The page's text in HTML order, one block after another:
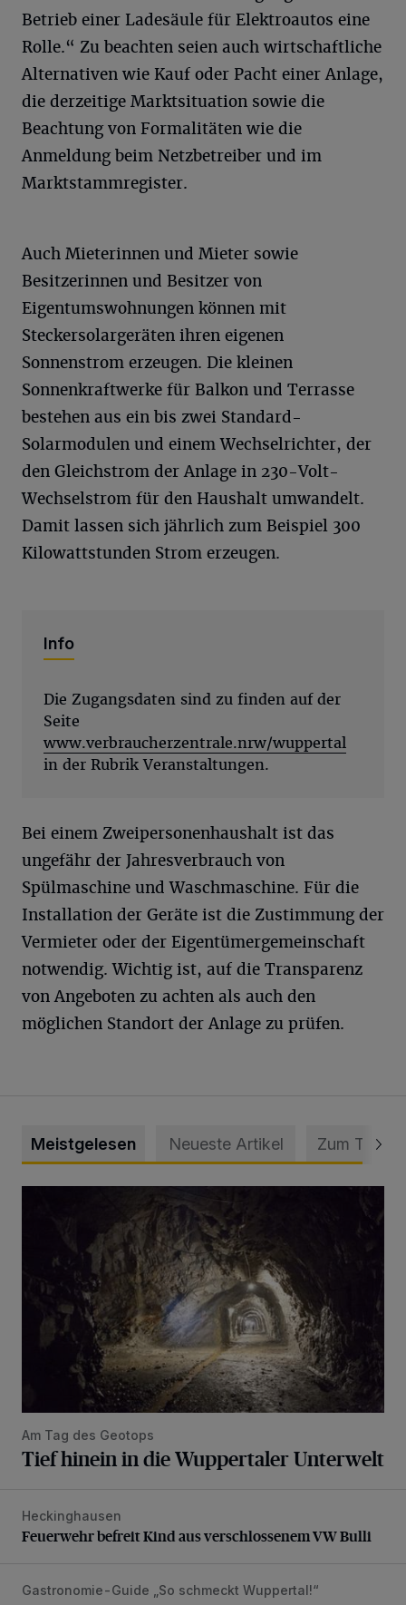
Betrieb einer Ladesäule für Elektroautos eine
Rolle.“ Zu beachten seien auch wirtschaftliche
Alternativen wie Kauf oder Pacht einer Anlage,
die derzeitige Marktsituation sowie die
Beachtung von Formalitäten wie die
Anmeldung beim Netzbetreiber und im
Marktstammregister.
Auch Mieterinnen und Mieter sowie
Besitzerinnen und Besitzer von
Eigentumswohnungen können mit
Steckersolargeräten ihren eigenen
Sonnenstrom erzeugen. Die kleinen
Sonnenkraftwerke für Balkon und Terrasse
bestehen aus ein bis zwei Standard-
Solarmodulen und einem Wechselrichter, der
den Gleichstrom der Anlage in 230-Volt-
Wechselstrom für den Haushalt umwandelt.
Damit lassen sich jährlich zum Beispiel 300
Kilowattstunden Strom erzeugen.
Info
Die Zugangsdaten sind zu finden auf der
Seite
www.verbraucherzentrale.nrw/wuppertal
in der Rubrik Veranstaltungen.
Bei einem Zweipersonenhaushalt ist das
ungefähr der Jahresverbrauch von
Spülmaschine und Waschmaschine. Für die
Installation der Geräte ist die Zustimmung der
Vermieter oder der Eigentümergemeinschaft
notwendig. Wichtig ist, auf die Transparenz
von Angeboten zu achten als auch den
möglichen Standort der Anlage zu prüfen.
Meistgelesen Neueste Artikel Zum Thema
Am Tag des Geotops
Tief hinein in die Wuppertaler Unterwelt
Feuerwehr befreit Kind aus verschlossenem VW Bulli
Heckinghausen
Feuerwehr befreit Kind aus verschlossenem VW Bulli
„Goldenes W“: Weisheit, Geduld – und gutes Essen
Gastronomie-Guide „So schmeckt Wuppertal!“